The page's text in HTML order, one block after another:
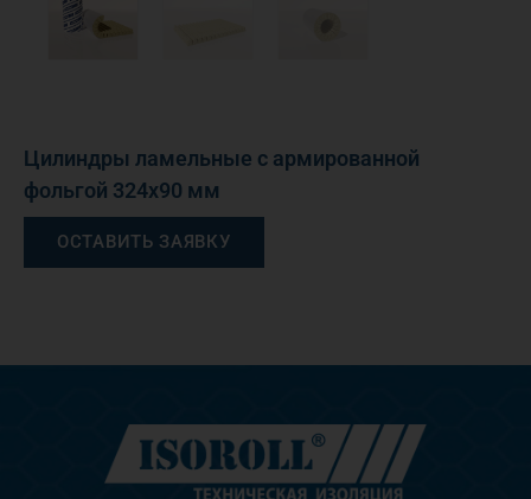
Цилиндры ламельные с армированной
фольгой 324х90 мм
ОСТАВИТЬ ЗАЯВКУ